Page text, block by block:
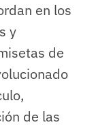
en los
y
de
de las